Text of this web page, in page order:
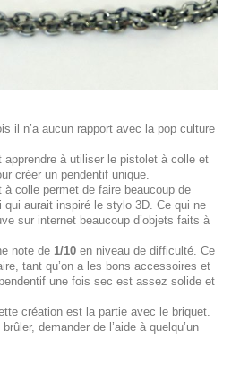
il n’a aucun rapport avec la pop culture
à utiliser le pistolet à colle et
créer un pendentif unique.
à colle permet de faire beaucoup de
aurait inspiré le stylo 3D. Ce qui ne
sur internet beaucoup d’objets faits à
note de 1/10 en niveau de difficulté. Ce
tant qu’on a les bons accessoires et
une fois sec est assez solide et
création est la partie avec le briquet.
demander de l’aide à quelqu’un